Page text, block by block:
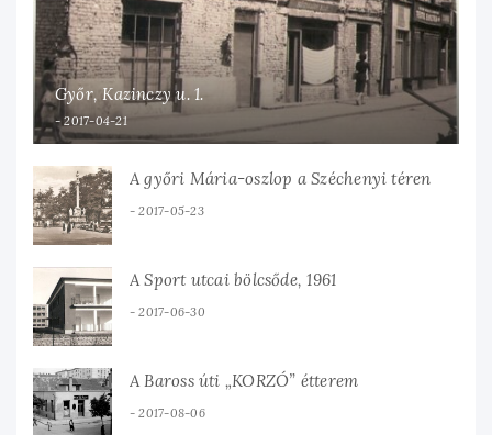
Győr, Kazinczy u. 1.
2017-04-21
A győri Mária-oszlop a Széchenyi téren
2017-05-23
A Sport utcai bölcsőde, 1961
2017-06-30
A Baross úti „KORZÓ” étterem
2017-08-06